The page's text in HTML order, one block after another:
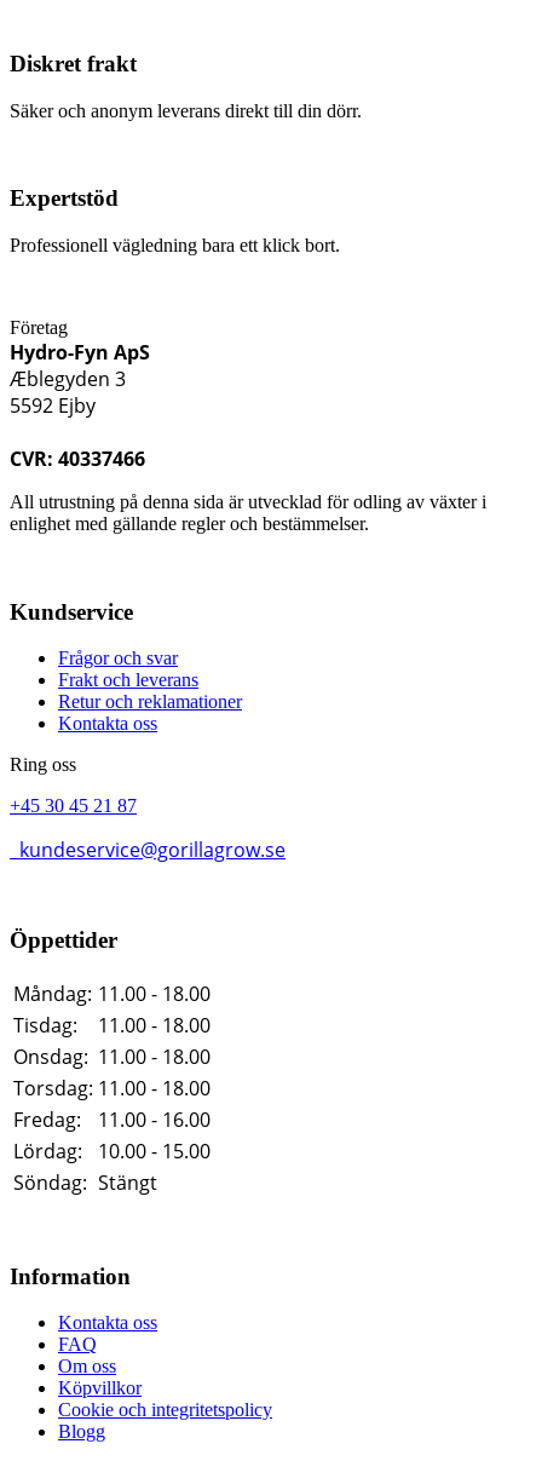
Diskret frakt
Säker och anonym leverans direkt till din dörr.
Expertstöd
Professionell vägledning bara ett klick bort.
Företag
Hydro-Fyn ApS
Æblegyden 3
5592 Ejby
CVR: 40337466
All utrustning på denna sida är utvecklad för odling av växter i
enlighet med gällande regler och bestämmelser.
Kundservice
Frågor och svar
Frakt och leverans
Retur och reklamationer
Kontakta oss
Ring oss
+45 30 45 21 87
kundeservice@gorillagrow.se
Öppettider
Måndag: 11.00 - 18.00
Tisdag:
11.00 - 18.00
Onsdag: 11.00 - 18.00
Torsdag: 11.00 - 18.00
Fredag:
11.00 - 16.00
Lördag:
10.00 - 15.00
Söndag: Stängt
Information
Kontakta oss
FAQ
Om oss
Köpvillkor
Cookie och integritetspolicy
Blogg